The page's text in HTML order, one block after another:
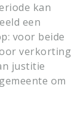
kan
een
voor beide
verkorting
justitie
om